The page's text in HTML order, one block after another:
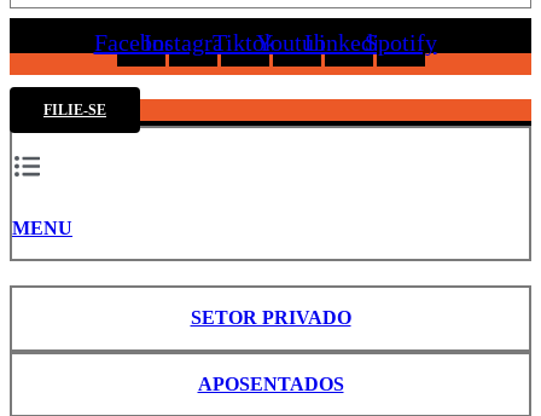
FacebookInstagramTiktokYoutubeLinkedinSpotify
FILIE-SE
MENU
SETOR PRIVADO
APOSENTADOS